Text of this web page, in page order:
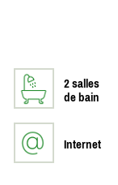
2 salles
de bain
Internet